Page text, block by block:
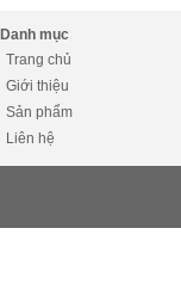
Danh mục
Trang chủ
Giới thiệu
Sản phẩm
Liên hệ